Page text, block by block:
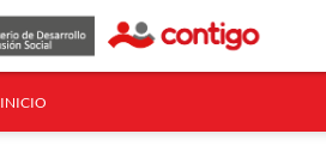
INICIO